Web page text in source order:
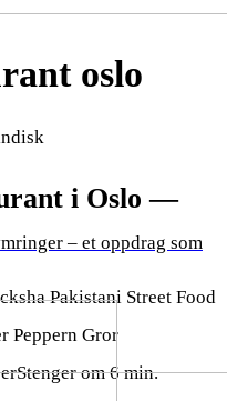
– et oppdrag som
oslo
i Oslo —
Pakistani Street Food
Peppern Gror
om 6 min.